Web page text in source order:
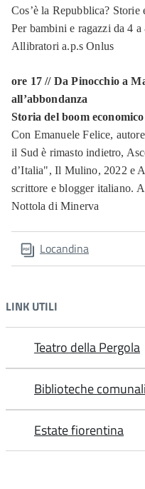
Cos’è la Repubblica?
Per bambini e ragazzi da 4
Allibratori a.p.s Onlus
ore 17 // Da Pinocchio a
all’abbondanza
Storia del boom economico
Con Emanuele Felice,
il Sud è rimasto indietro,
d’Italia", Il Mulino, 2022 e
scrittore e blogger italiano.
Nottola di Minerva
Locandina
LINK UTILI
Teatro della Pergola
Biblioteche
Estate fiorentina